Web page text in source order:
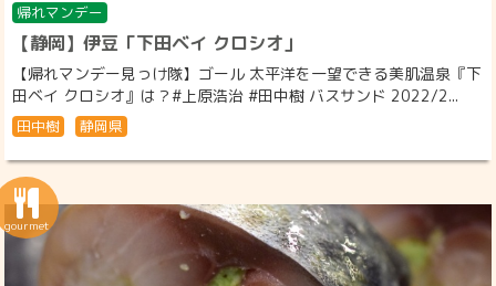
帰れマンデー
【静岡】伊豆「下田ベイ クロシオ」
【帰れマンデー見っけ隊】ゴール 太平洋を一望できる美肌温泉『下
田ベイ クロシオ』は？#上原浩治 #田中樹 バスサンド 2022/2...
田中樹 静岡県